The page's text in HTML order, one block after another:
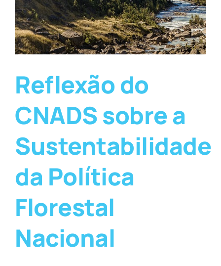
Reflexão do
CNADS sobre a
Sustentabilidade
da Política
Florestal
Nacional